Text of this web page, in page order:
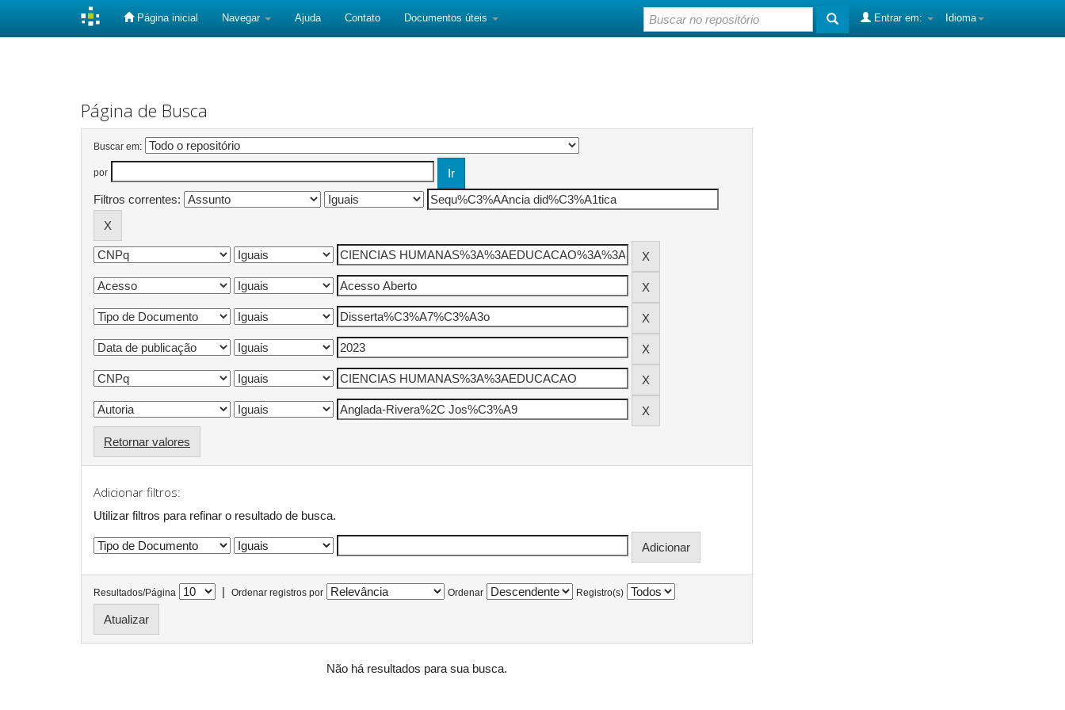
Página inicial Navegar Ajuda Contato Documentos úteis Idioma
Entrar em:
Página de Busca
Buscar em:
por
Filtros correntes:
Retornar valores
Adicionar filtros:
Utilizar filtros para refinar o resultado de busca.
Resultados/Página | Ordenar registros por Ordenar Registro(s)
Não há resultados para sua busca.